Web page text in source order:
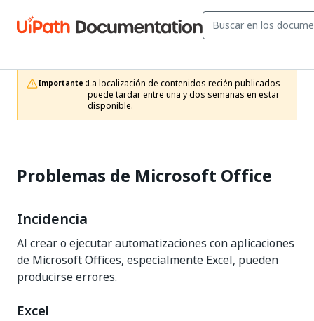
Importante :La localización de contenidos recién publicados
puede tardar entre una y dos semanas en estar
disponible.
Problemas de Microsoft Office
Incidencia
Al crear o ejecutar automatizaciones con aplicaciones
de Microsoft Offices, especialmente Excel, pueden
producirse errores.
Excel